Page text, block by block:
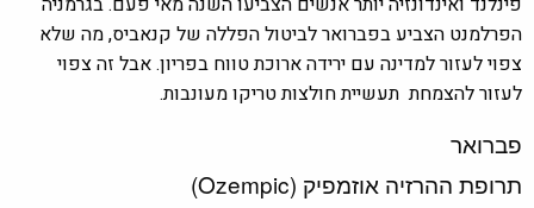
הפרלמנט הצביע בפברואר לביטול הפללה של קנאביס, מה שלא
צפוי לעזור למדינה עם ירידה ארוכת טווח בפריון. אבל זה צפוי
לעזור להצמחת תעשיית חולצות טריקו מעונבות.
פברואר
תרופת ההרזיה אוזמפיק (Ozempic)